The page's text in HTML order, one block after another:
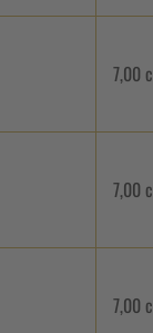
7,00
7,00
7,00